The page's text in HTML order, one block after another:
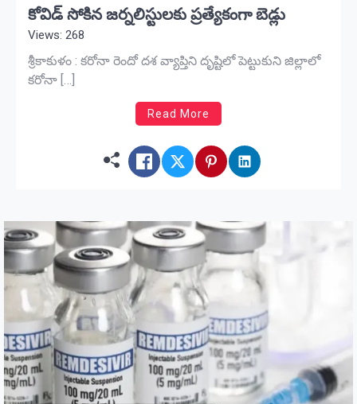
కోవిడ్‌ సోకిన జర్నలిస్టులకు ప్రత్యేకంగా బెడ్లు
Views: 268
శ్రీకాకుళం : కరోనా రెందో దశ వ్యాప్తిని దృష్టిలో పెట్టుకుని జిల్లాలో
కరోనా […]
Read More